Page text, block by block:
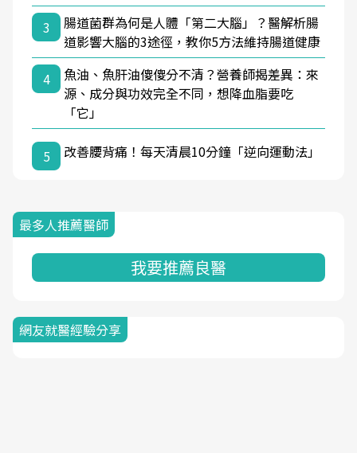
3
腸道菌群為何是人體「第二大腦」？醫解析腸
道影響大腦的3途徑，教你5方法維持腸道健康
4
魚油、魚肝油傻傻分不清？營養師揭差異：來
源、成分與功效完全不同，想降血脂要吃
「它」
5 改善腰背痛！每天清晨10分鐘「逆向運動法」
最多人推薦醫師
我要推薦良醫
網友就醫經驗分享